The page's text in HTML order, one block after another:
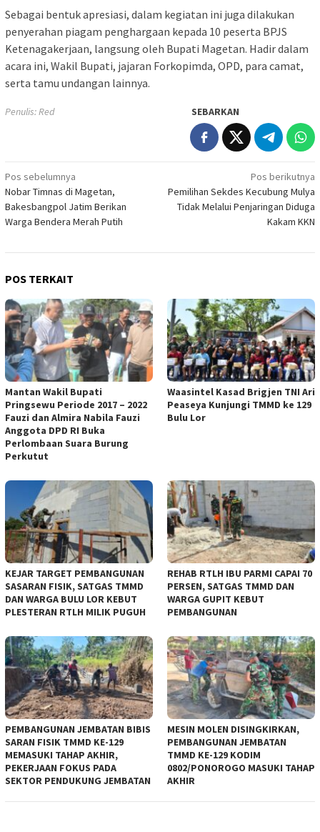
Sebagai bentuk apresiasi, dalam kegiatan ini juga dilakukan
penyerahan piagam penghargaan kepada 10 peserta BPJS
Ketenagakerjaan, langsung oleh Bupati Magetan. Hadir dalam
acara ini, Wakil Bupati, jajaran Forkopimda, OPD, para camat,
serta tamu undangan lainnya.
Penulis: Red SEBARKAN
Navigasi
pos
Pos sebelumnya
Nobar Timnas di Magetan,
Bakesbangpol Jatim Berikan
Warga Bendera Merah Putih
Pos berikutnya
Pemilihan Sekdes Kecubung Mulya
Tidak Melalui Penjaringan Diduga
Kakam KKN
POS TERKAIT
Mantan Wakil Bupati
Pringsewu Periode 2017 – 2022
Fauzi dan Almira Nabila Fauzi
Anggota DPD RI Buka
Perlombaan Suara Burung
Perkutut
Waasintel Kasad Brigjen TNI Ari
Peaseya Kunjungi TMMD ke 129
Bulu Lor
KEJAR TARGET PEMBANGUNAN
SASARAN FISIK, SATGAS TMMD
DAN WARGA BULU LOR KEBUT
PLESTERAN RTLH MILIK PUGUH
REHAB RTLH IBU PARMI CAPAI 70
PERSEN, SATGAS TMMD DAN
WARGA GUPIT KEBUT
PEMBANGUNAN
PEMBANGUNAN JEMBATAN BIBIS
SARAN FISIK TMMD KE-129
MEMASUKI TAHAP AKHIR,
PEKERJAAN FOKUS PADA
SEKTOR PENDUKUNG JEMBATAN
MESIN MOLEN DISINGKIRKAN,
PEMBANGUNAN JEMBATAN
TMMD KE-129 KODIM
0802/PONOROGO MASUKI TAHAP
AKHIR